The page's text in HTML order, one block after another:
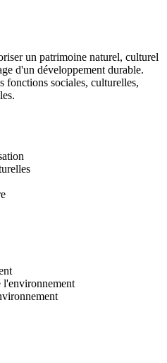
un patrimoine naturel, culturel
d'un développement durable.
fonctions sociales, culturelles,
l'environnement